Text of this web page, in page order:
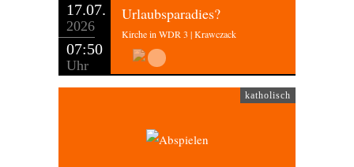
17.07.
2026
07:50
Uhr
Urlaubsparadies?
Kirche in WDR 3 | Krawczack
katholisch